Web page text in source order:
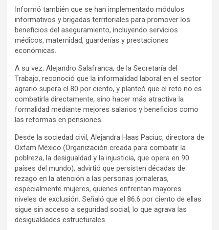
Informó también que se han implementado módulos
informativos y brigadas territoriales para promover los
beneficios del aseguramiento, incluyendo servicios
médicos, maternidad, guarderías y prestaciones
económicas.
A su vez, Alejandro Salafranca, de la Secretaría del
Trabajo, reconoció que la informalidad laboral en el sector
agrario supera el 80 por ciento, y planteó que el reto no es
combatirla directamente, sino hacer más atractiva la
formalidad mediante mejores salarios y beneficios como
las reformas en pensiones.
Desde la sociedad civil, Alejandra Haas Paciuc, directora de
Oxfam México (Organización creada para combatir la
poblreza, la desigualdad y la injusticia, que opera en 90
países del mundo), advirtió que persisten décadas de
rezago en la atención a las personas jornaleras,
especialmente mujeres, quienes enfrentan mayores
niveles de exclusión. Señaló que el 86.6 por ciento de ellas
sigue sin acceso a seguridad social, lo que agrava las
desigualdades estructurales.